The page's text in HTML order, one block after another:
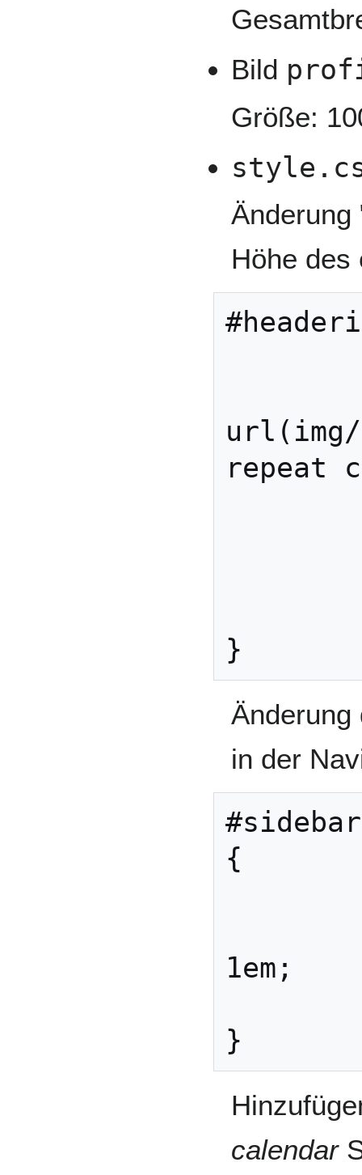
Bild
Größe:
Änderung
Höhe des
repeat
Änderung
in der
{
1em;
calendar